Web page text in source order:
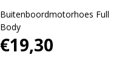
Buitenboordmotorhoes Full
Body
€19,30